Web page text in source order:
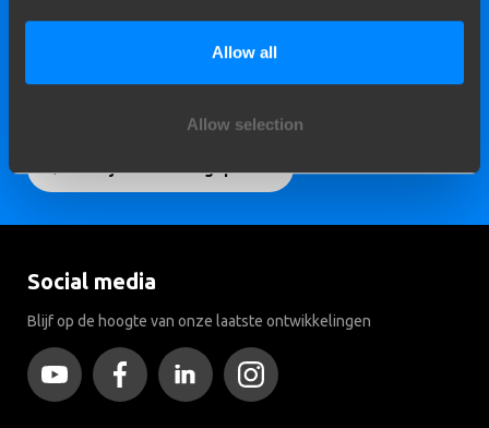
Allow all
Allow selection
gecertificeerde
montagestationsbij u in de
Social media
Blijf op de hoogte van onze laatste ontwikkelingen